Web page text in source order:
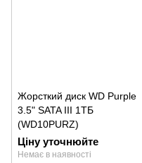
Жорсткий диск WD Purple
3.5" SATA III 1ТБ
(WD10PURZ)
Ціну уточнюйте
Немає в наявності